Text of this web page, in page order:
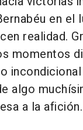
en el
realidad.
momentos
algo
a la afición.